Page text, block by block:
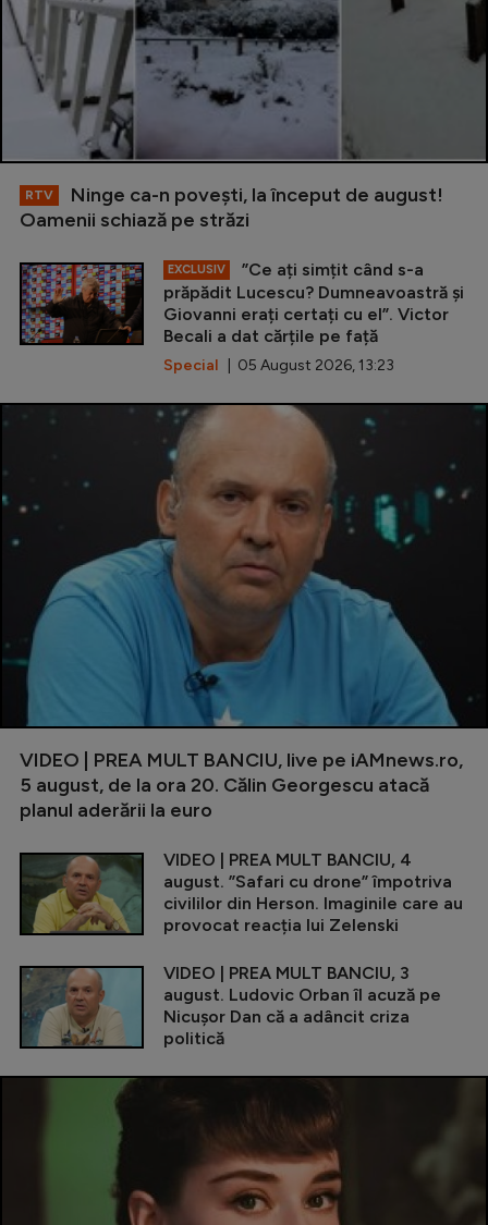
RTV
Ninge ca-n povești, la început de august!
Oamenii schiază pe străzi
EXCLUSIV
”Ce ați simțit când s-a
prăpădit Lucescu? Dumneavoastră și
Giovanni erați certați cu el”. Victor
Becali a dat cărțile pe față
Special | 05 August 2026, 13:23
VIDEO | PREA MULT BANCIU, live pe iAMnews.ro,
5 august, de la ora 20. Călin Georgescu atacă
planul aderării la euro
VIDEO | PREA MULT BANCIU, 4
august. ”Safari cu drone” împotriva
civililor din Herson. Imaginile care au
provocat reacția lui Zelenski
VIDEO | PREA MULT BANCIU, 3
august. Ludovic Orban îl acuză pe
Nicușor Dan că a adâncit criza
politică